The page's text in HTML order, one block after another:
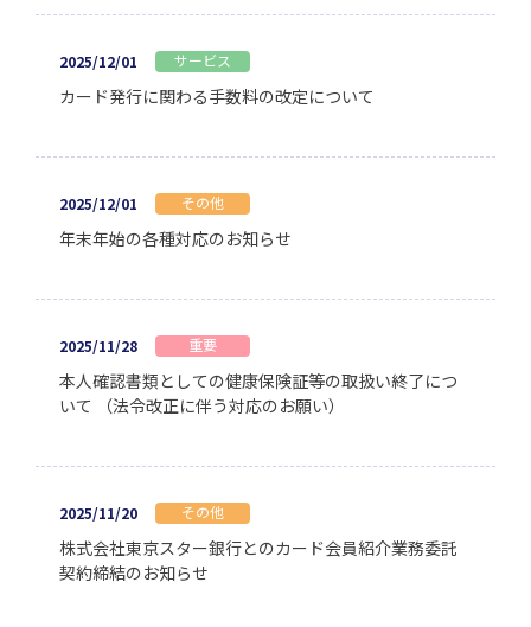
2025/12/01 サービス
カード発行に関わる手数料の改定について
2025/12/01 その他
年末年始の各種対応のお知らせ
2025/11/28 重要
本人確認書類としての健康保険証等の取扱い終了につ
いて （法令改正に伴う対応のお願い）
2025/11/20 その他
株式会社東京スター銀行とのカード会員紹介業務委託
契約締結のお知らせ